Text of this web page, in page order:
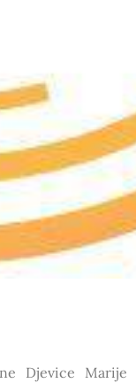
Djevice Marije